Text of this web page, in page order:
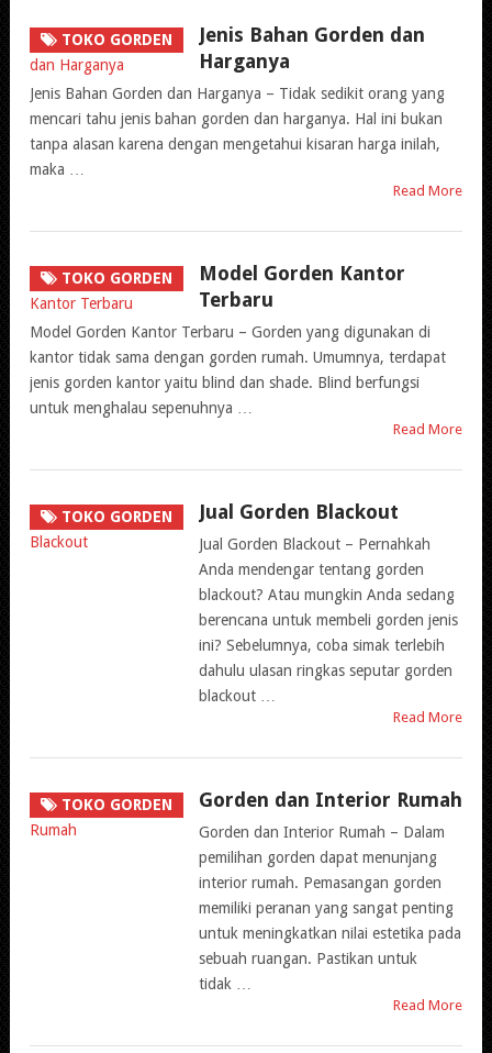
TOKO GORDEN
Jenis Bahan Gorden dan
Harganya
Jenis Bahan Gorden dan Harganya – Tidak sedikit orang yang
mencari tahu jenis bahan gorden dan harganya. Hal ini bukan
tanpa alasan karena dengan mengetahui kisaran harga inilah,
maka …
Read More
TOKO GORDEN
Model Gorden Kantor
Terbaru
Model Gorden Kantor Terbaru – Gorden yang digunakan di
kantor tidak sama dengan gorden rumah. Umumnya, terdapat
jenis gorden kantor yaitu blind dan shade. Blind berfungsi
untuk menghalau sepenuhnya …
Read More
TOKO GORDEN Jual Gorden Blackout
Jual Gorden Blackout – Pernahkah
Anda mendengar tentang gorden
blackout? Atau mungkin Anda sedang
berencana untuk membeli gorden jenis
ini? Sebelumnya, coba simak terlebih
dahulu ulasan ringkas seputar gorden
blackout …
Read More
TOKO GORDEN Gorden dan Interior Rumah
Gorden dan Interior Rumah – Dalam
pemilihan gorden dapat menunjang
interior rumah. Pemasangan gorden
memiliki peranan yang sangat penting
untuk meningkatkan nilai estetika pada
sebuah ruangan. Pastikan untuk
tidak …
Read More